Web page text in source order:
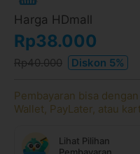
Harga HDmall
Rp38.000
Rp40.000 Diskon 5%
Pembayaran bisa
Wallet, PayLater, atau
Lihat Pilihan